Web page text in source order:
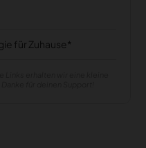
für Zuhause